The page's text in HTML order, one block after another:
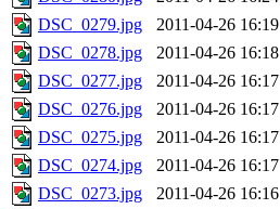
DSC_0279.jpg
2011-04-26 16:19
DSC_0278.jpg
2011-04-26 16:18
DSC_0277.jpg
2011-04-26 16:17
DSC_0276.jpg
2011-04-26 16:17
DSC_0275.jpg
2011-04-26 16:17
DSC_0274.jpg
2011-04-26 16:17
DSC_0273.jpg
2011-04-26 16:16